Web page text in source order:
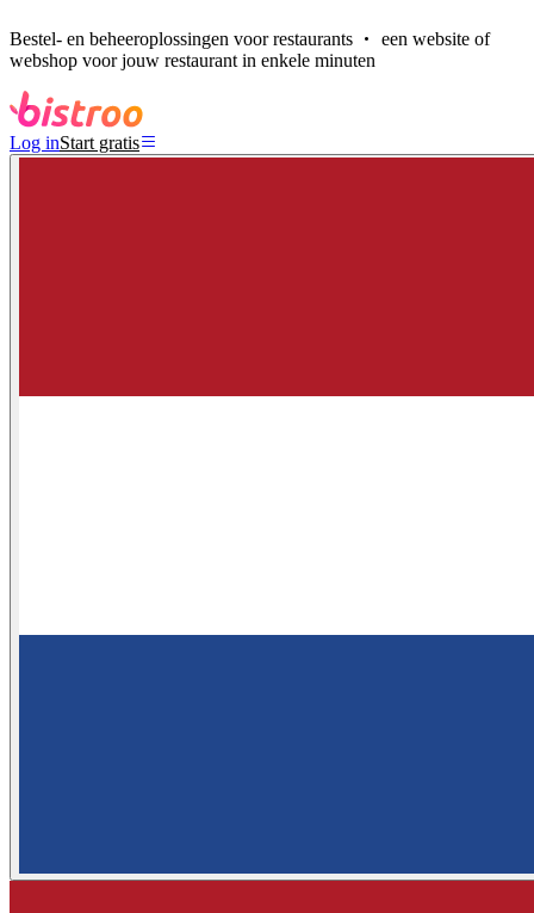
Bestel- en beheeroplossingen voor restaurants
een website of
webshop voor jouw restaurant in enkele minuten
Log inStart gratis